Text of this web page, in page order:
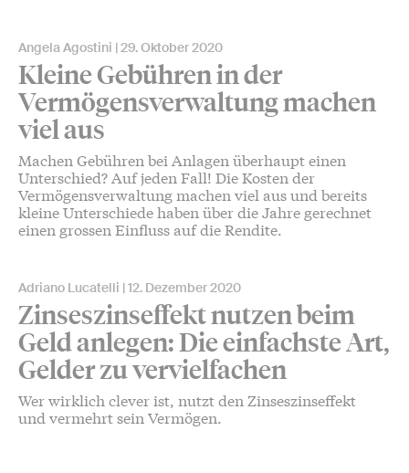
Angela Agostini 29. Oktober 2020
Kleine Gebühren in der
Vermögensverwaltung machen
viel aus
Machen Gebühren bei Anlagen überhaupt einen
Unterschied? Auf jeden Fall! Die Kosten der
Vermögensverwaltung machen viel aus und bereits
kleine Unterschiede haben über die Jahre gerechnet
einen grossen Einfluss auf die Rendite.
Adriano Lucatelli 12. Dezember 2020
Zinseszinseffekt nutzen beim
Geld anlegen: Die einfachste Art,
Gelder zu vervielfachen
Wer wirklich clever ist, nutzt den Zinseszinseffekt
und vermehrt sein Vermögen.